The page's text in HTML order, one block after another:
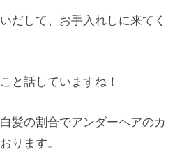
だして、お手入れしに来てく
と話していますね！
髪の割合でアンダーヘアのカ
ります。